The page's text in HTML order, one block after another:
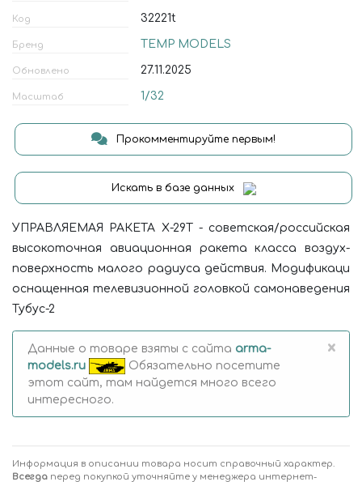
Код 32221t
Бренд TEMP MODELS
Обновлено 27.11.2025
Масштаб 1/32
Прокомментируйте первым!
Искать в базе данных
УПРАВЛЯЕМАЯ РАКЕТА Х-29Т - советская/российская
высокоточная авиационная ракета класса воздух-
поверхность малого радиуса действия. Модификаци
оснащенная телевизионной головкой самонаведения
Тубус-2
Данные о товаре взяты с сайта arma-
models.ru
Обязательно посетите
этот сайт, там найдется много всего
интересного.
×
Информация в описании товара носит справочный характер.
Всегда перед покупкой уточняйте у менеджера интернет-